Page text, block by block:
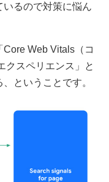
るので対策に悩ん
Web Vitals（コ
クスペリエンス」と
ということです。